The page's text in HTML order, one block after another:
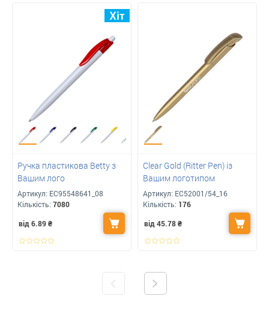
Ручка пластикова Betty з
Вашим лого
Артикул: ЕС95548641_08
Кількість: 7080
від 6.89₴
Clear Gold (Ritter Pen) із
Вашим логотипом
Артикул: ЕС52001/54_16
Кількість: 176
від 45.78₴